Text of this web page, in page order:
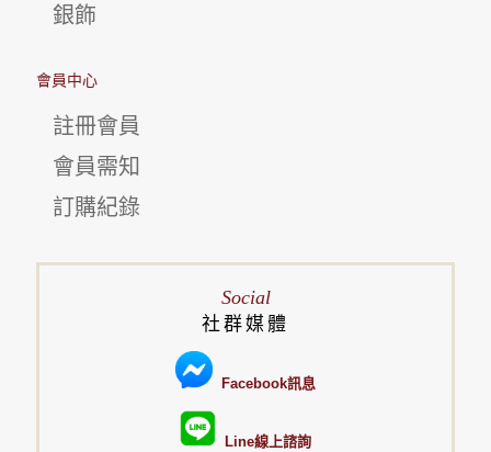
銀飾
會員中心
註冊會員
會員需知
訂購紀錄
Social
社群媒體
Facebook訊息
Line線上諮詢